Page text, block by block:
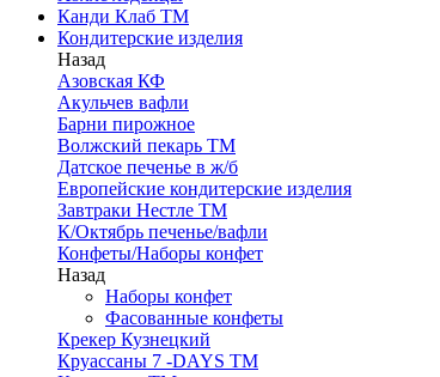
Канди Клаб ТМ
Кондитерские изделия
Назад
Азовская КФ
Акульчев вафли
Барни пирожное
Волжский пекарь ТМ
Датское печенье в ж/б
Европейские кондитерские изделия
Завтраки Нестле ТМ
К/Октябрь печенье/вафли
Конфеты/Наборы конфет
Назад
Наборы конфет
Фасованные конфеты
Крекер Кузнецкий
Круассаны 7 -DAYS ТМ